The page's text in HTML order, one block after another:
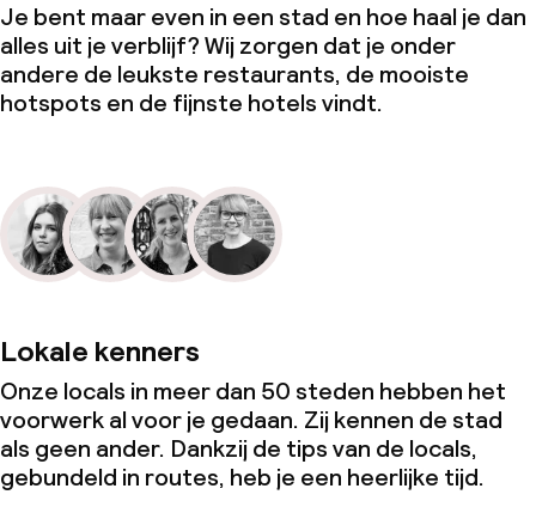
Je bent maar even in een stad en hoe haal je dan
alles uit je verblijf? Wij zorgen dat je onder
andere de leukste restaurants, de mooiste
hotspots en de fijnste hotels vindt.
Lokale kenners
Onze locals in meer dan 50 steden hebben het
voorwerk al voor je gedaan. Zij kennen de stad
als geen ander. Dankzij de tips van de locals,
gebundeld in routes, heb je een heerlijke tijd.